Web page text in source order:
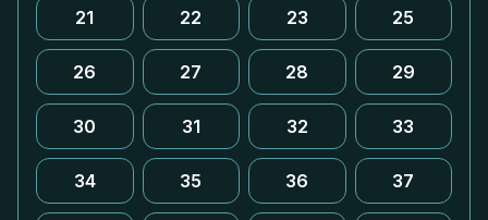
21 22 23 25
26 27 28 29
30 31 32 33
34 35 36 37